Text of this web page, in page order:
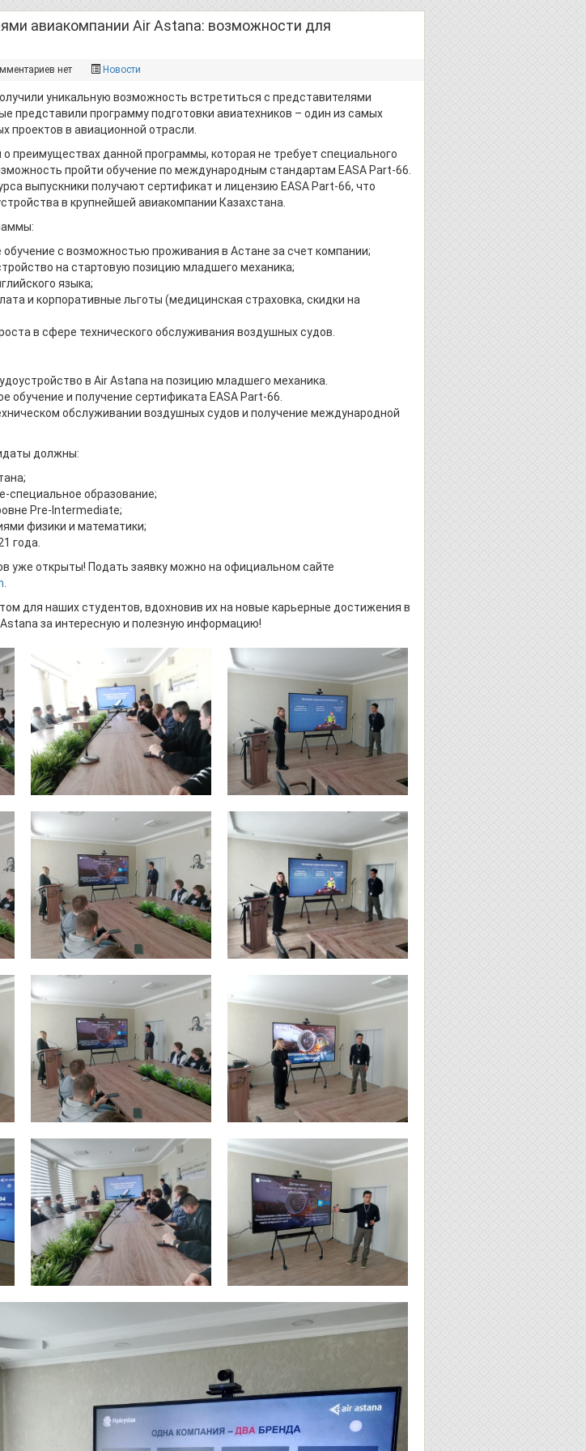
авиакомпании Air Astana: возможности для
нет Новости
уникальную возможность встретиться с представителями
представили программу подготовки авиатехников – один из самых
проектов в авиационной отрасли.
преимуществах данной программы, которая не требует специального
пройти обучение по международным стандартам EASA Part-66.
выпускники получают сертификат и лицензию EASA Part-66, что
в крупнейшей авиакомпании Казахстана.
с возможностью проживания в Астане за счет компании;
на стартовую позицию младшего механика;
языка;
и корпоративные льготы (медицинская страховка, скидки на
в сфере технического обслуживания воздушных судов.
в Air Astana на позицию младшего механика.
обучение и получение сертификата EASA Part-66.
обслуживании воздушных судов и получение международной
должны:
специальное образование;
Pre-Intermediate;
физики и математики;
года.
уже открыты! Подать заявку можно на официальном сайте
для наших студентов, вдохновив их на новые карьерные достижения в
за интересную и полезную информацию!